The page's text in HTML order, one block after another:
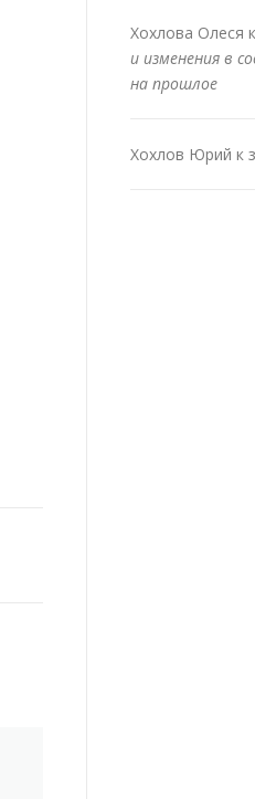
Хохлова Олеся
и изменения в
на прошлое
Хохлов Юрий к